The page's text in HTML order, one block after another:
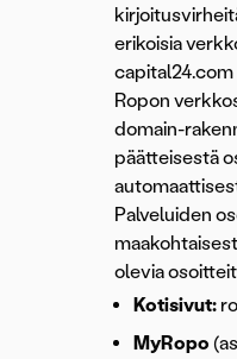
erikoisia
capital24.com
Ropon
domain-
päätteisestä
Palveluiden
olevia
Kotisivut:
MyRopo